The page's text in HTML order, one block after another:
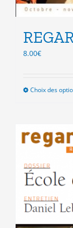
8.00€
Choix des